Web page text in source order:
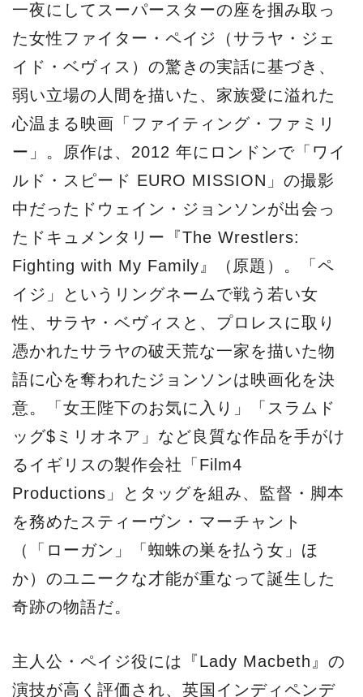
一夜にしてスーパースターの座を掴み取っ
た女性ファイター・ペイジ（サラヤ・ジェ
イド・ベヴィス）の驚きの実話に基づき、
弱い立場の人間を描いた、家族愛に溢れた
心温まる映画「ファイティング・ファミリ
ー」。原作は、2012 年にロンドンで「ワイ
ルド・スピード EURO MISSION」の撮影
中だったドウェイン・ジョンソンが出会っ
たドキュメンタリー『The Wrestlers:
Fighting with My Family』（原題）。「ペ
イジ」というリングネームで戦う若い女
性、サラヤ・ベヴィスと、プロレスに取り
憑かれたサラヤの破天荒な一家を描いた物
語に心を奪われたジョンソンは映画化を決
意。「女王陛下のお気に入り」「スラムド
ッグ$ミリオネア」など良質な作品を手がけ
るイギリスの製作会社「Film4
Productions」とタッグを組み、監督・脚本
を務めたスティーヴン・マーチャント
（「ローガン」「蜘蛛の巣を払う女」ほ
か）のユニークな才能が重なって誕生した
奇跡の物語だ。
主人公・ペイジ役には『Lady Macbeth』の
演技が高く評価され、英国インディペンデ